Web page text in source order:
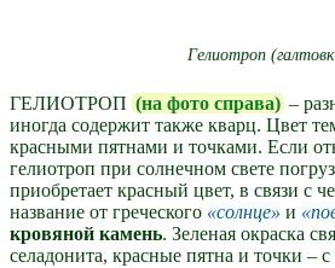
Гелиотроп
ГЕЛИОТРОП (на фото справа) –
иногда содержит также кварц. Цвет
красными пятнами и точками. Если
гелиотроп при солнечном свете
приобретает красный цвет, в связи с
название от греческого
солнце и
кровяной камень. Зеленая окраска
селадонита, красные пятна и точки –